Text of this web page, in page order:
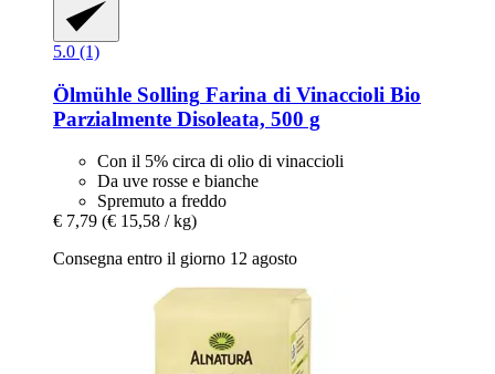
5.0 (1)
Ölmühle Solling Farina di Vinaccioli Bio
Parzialmente Disoleata, 500 g
Con il 5% circa di olio di vinaccioli
Da uve rosse e bianche
Spremuto a freddo
€ 7,79 (€ 15,58 / kg)
Consegna entro il giorno 12 agosto